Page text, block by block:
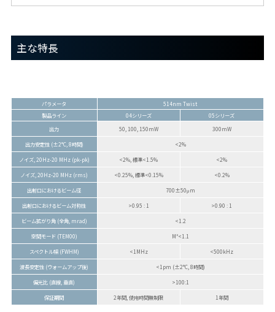
主な特長
パラメータ
514nm Twist
製品ライン
04シリーズ
05シリーズ
出力
50, 100, 150mW 300mW
出力安定性 (±2°C, 8時間) <2%
ノイズ, 20Hz-20 MHz (pk-pk) <2%, 標準<1.5% <2%
ノイズ, 20Hz-20 MHz (rms) <0.25%, 標準<0.15% <0.2%
出射口におけるビーム径 700±50μm
出射口におけるビーム対称性 >0.95 : 1 >0.90 : 1
ビーム拡がり角 (全角, mrad) <1.2
空間モード (TEM00) M²<1.1
スペクトル幅 (FWHM) <1MHz <500kHz
波長安定性 (ウォームアップ後) <1pm (±2°C, 8時間)
偏光比 (直線, 垂直) >100:1
保証期間 2年間, 使用時間無制限 1年間